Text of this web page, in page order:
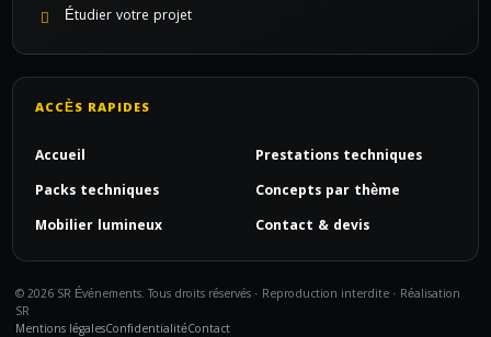
Étudier votre projet
ACCÈS RAPIDES
Accueil
Prestations techniques
Packs techniques
Concepts par thème
Mobilier lumineux
Contact & devis
© 2026 SR Événements. Tous droits réservés · Reproduction interdite · Réalisation
SR
Mentions légalesConfidentialitéContact